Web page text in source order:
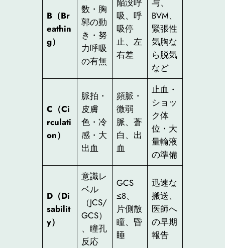
B（Br
eathin
g）
数・胸
郭の動
き・努
力呼吸
の有無
吸、呼
吸停
止、左
右差
BVM、
緊張性
気胸な
ら脱気
など
C（Ci
rculati
on）
脈拍・
皮膚
色・冷
感・大
出血
頻脈・
微弱
脈、蒼
白、出
血
止血・
ショッ
ク体
位・大
量輸液
の準備
D（Di
sabilit
y）
意識レ
ベル
（JCS/
GCS）
、瞳孔
反応
GCS
≤8、
片側散
瞳、昏
睡
迅速な
搬送、
医師へ
の早期
報告